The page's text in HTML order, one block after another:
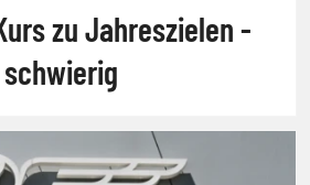
zu Jahreszielen -